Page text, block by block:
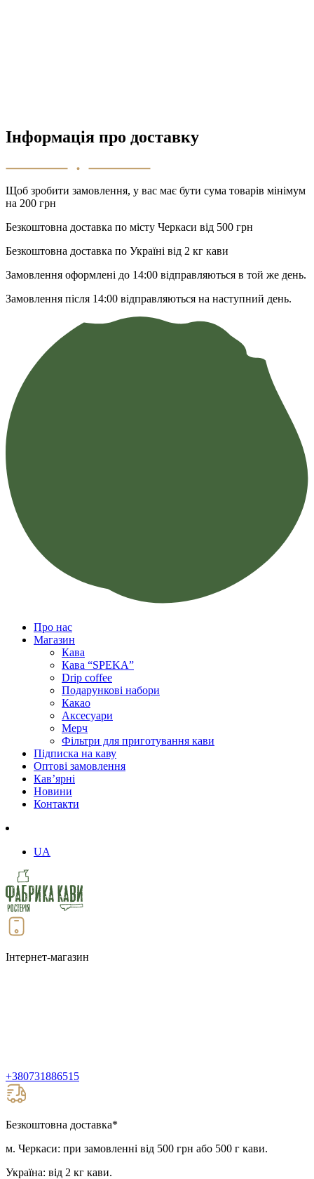
Інформація про доставку
Щоб зробити замовлення, у вас має бути сума товарів мінімум
на 200 грн
Безкоштовна доставка по місту Черкаси від 500 грн
Безкоштовна доставка по Україні від 2 кг кави
Замовлення оформлені до 14:00 відправляються в той же день.
Замовлення після 14:00 відправляються на наступний день.
Про нас
Магазин
Кава
Кава “SPEKA”
Drip coffee
Подарункові набори
Какао
Аксесуари
Мерч
Фільтри для приготування кави
Підписка на каву
Оптові замовлення
Кав’ярні
Новини
Контакти
UA
Інтернет-магазин
+380731886515
Безкоштовна доставка*
м. Черкаси: при замовленні від 500 грн або 500 г кави.
Україна: від 2 кг кави.